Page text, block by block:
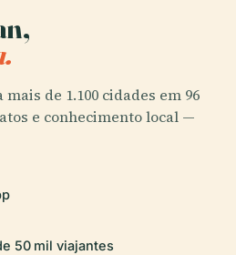
de 1.100 cidades em 96
e conhecimento local —
50 mil viajantes